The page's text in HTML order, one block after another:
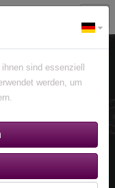
sind essenziell
werden, um